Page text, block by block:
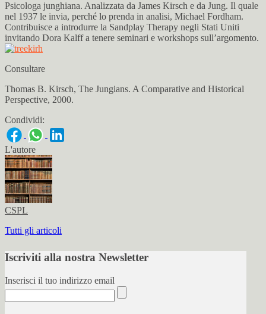
Psicologa junghiana. Analizzata da James Kirsch e da Jung. Il quale
nel 1937 le invia, perché lo prenda in analisi, Michael Fordham.
Contribuisce a introdurre la Sandplay Therapy negli Stati Uniti
invitando Dora Kalff a tenere seminari e workshops sull’argomento.
Consultare
Thomas B. Kirsch, The Jungians. A Comparative and Historical
Perspective, 2000.
Condividi:
L'autore
CSPL
Tutti gli articoli
Iscriviti alla nostra Newsletter
Inserisci il tuo indirizzo email